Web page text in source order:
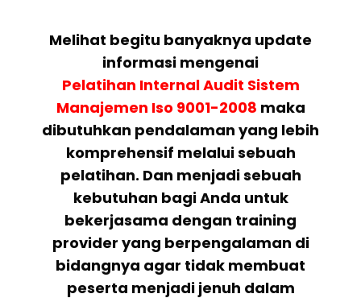
Melihat begitu banyaknya update
informasi mengenai
Pelatihan Internal Audit Sistem
Manajemen Iso 9001-2008 maka
dibutuhkan pendalaman yang lebih
komprehensif melalui sebuah
pelatihan. Dan menjadi sebuah
kebutuhan bagi Anda untuk
bekerjasama dengan training
provider yang berpengalaman di
bidangnya agar tidak membuat
peserta menjadi jenuh dalam